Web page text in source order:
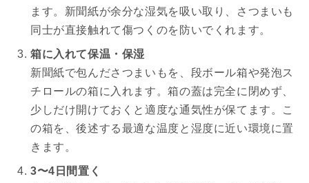
ます。新聞紙が余分な湿気を吸い取り、さつまいも
同士が直接触れて傷つくのを防いでくれます。
箱に入れて保温・保湿
新聞紙で包んださつまいもを、段ボール箱や発泡ス
チロールの箱に入れます。箱の蓋は完全に閉めず、
少しだけ開けておくと適度な通気性が保てます。こ
の箱を、後述する最適な温度と湿度に近い環境に置
きます。
3〜4日間置く